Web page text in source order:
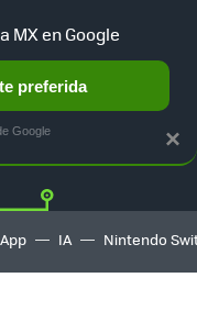
Twitter
IA Nintendo
×
MX en Google
preferida
Google